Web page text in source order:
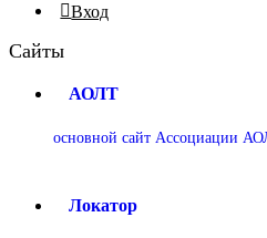
Вход
Сайты
АОЛТ
основной сайт Ассоциации
Локатор